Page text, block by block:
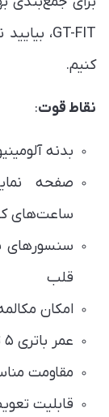
کنیم.
نقاط قوت:
بدنه
صفحه
ساعت‌های
سنسورهای
قلب
امکان
عمر باتری ۵ تا ۷ روز در استفاده معمولی
مقاومت
قابلیت